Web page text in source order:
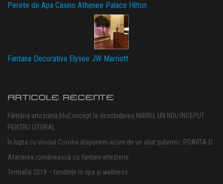
Perete de Apa Casino Athenee Palace Hilton
Fantana Decorativa Elysee JW Marriott
ARTICOLE RECENTE
Fântâna arteziană bluConcept la deschiderea NIBIRU, UN NOU ÎNCEPUT
PENTRU LITORAL
În lupta cu virusul Corona dispunem acum de un aliat puternic: POARTA-D
Afacerea românească cu fantani arteziene
Termalia 2019 – tendințe în spa și wellness